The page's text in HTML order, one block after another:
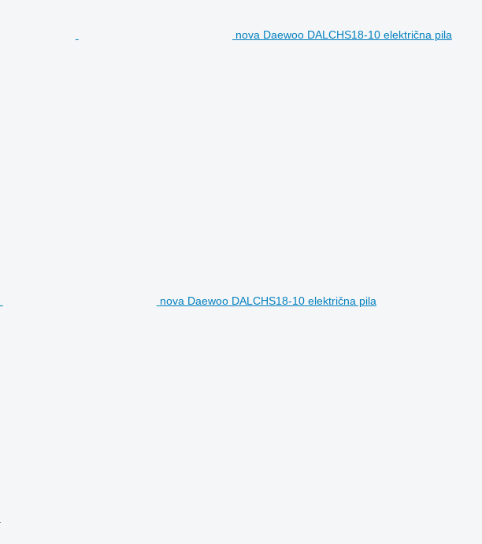
nova Daewoo DALCHS18-10 električna pila
nova Daewoo DALCHS18-10 električna pila